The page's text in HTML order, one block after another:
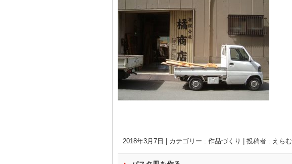
2018年3月7日 カテゴリー : 作品づくり 投稿者 : えらむ